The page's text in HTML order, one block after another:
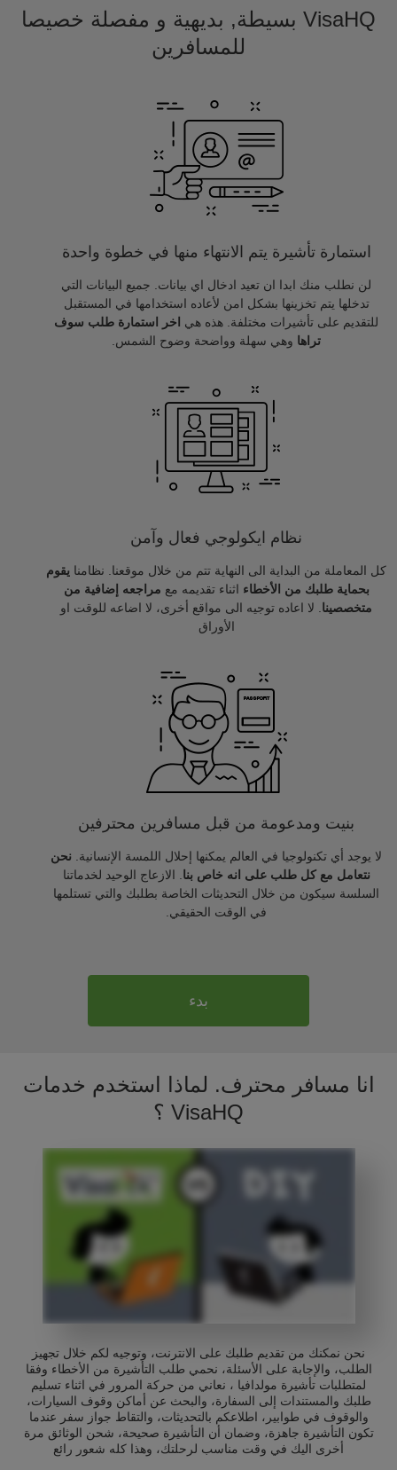
VisaHQ بسيطة, بديهية و مفصلة خصيصا
للمسافرين
استمارة تأشيرة يتم الانتهاء منها في خطوة واحدة
لن نطلب منك ابدا ان تعيد ادخال اي بيانات. جميع البيانات التي
تدخلها يتم تخزينها بشكل امن لأعاده استخدامها في المستقبل
للتقديم على تأشيرات مختلفة. هذه هي
اخر استمارة طلب سوف
تراها وهي سهلة وواضحة وضوح الشمس.
نظام ايكولوجي فعال وآمن
كل المعاملة من البداية الى النهاية تتم من خلال موقعنا. نظامنا يقوم
بحماية طلبك من الأخطاء اثناء تقديمه مع مراجعه إضافية من
متخصصينا . لا اعاده توجيه الى مواقع أخرى، لا اضاعه للوقت او
الأوراق
بنيت ومدعومة من قبل مسافرين محترفين
لا يوجد أي تكنولوجيا في العالم يمكنها إحلال اللمسة الإنسانية. نحن
نتعامل مع كل طلب على انه خاص بنا . الازعاج الوحيد لخدماتنا
السلسة سيكون من خلال التحديثات الخاصة بطلبك والتي تستلمها
في الوقت الحقيقي.
بدء
انا مسافر محترف. لماذا استخدم خدمات
VisaHQ ؟
نحن نمكنك من تقديم طلبك على الانترنت، وتوجيه لكم خلال تجهيز
الطلب، والإجابة على الأسئلة، نحمي طلب التأشيرة من الأخطاء وفقا
لمتطلبات تأشيرة مولدافيا ، نعاني من حركة المرور في اثناء تسليم
طلبك والمستندات إلى السفارة، والبحث عن أماكن وقوف السيارات،
والوقوف في طوابير، اطلاعكم بالتحديثات، والتقاط جواز سفر عندما
تكون التأشيرة جاهزة، وضمان أن التأشيرة صحيحة، شحن الوثائق مرة
أخرى اليك في وقت مناسب لرحلتك، وهذا كله شعور رائع